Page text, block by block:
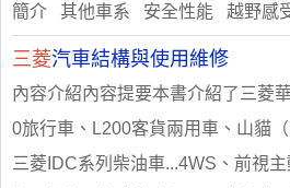
簡介 其他車系 安全性能 越野感
三菱汽車結構與使用維修
內容介紹內容提要本書介紹了三菱
0旅行車、L200客貨兩用車、山貓
三菱IDC系列柴油車...4WS、前視